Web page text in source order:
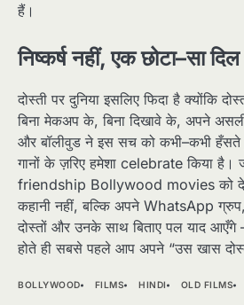
हैं।​
निष्कर्ष नहीं, एक छोटा–सा
दोस्ती पर दुनिया इसलिए फिदा है क्योंकि
बिना मेकअप के, बिना दिखावे के, अपने
और बॉलीवुड ने इस सच को कभी–कभी हँसते
गानों के ज़रिए हमेशा celebrate किया
friendship Bollywood movies को
कहानी नहीं, बल्कि अपने WhatsApp
दोस्तों और उनके साथ बिताए पल याद आएँगे
होते ही सबसे पहले आप अपने “उस खास
BOLLYWOOD FILMS HINDI OLD FILMS